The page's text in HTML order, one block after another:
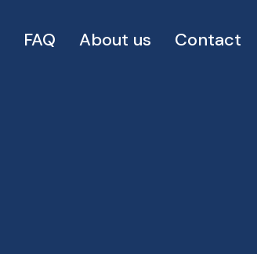
FAQ About us Contact